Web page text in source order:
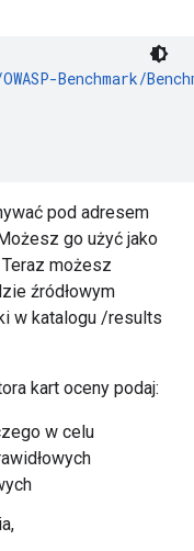
Benchmark/
pod adresem
go użyć jako
możesz
źródłowym
w katalogu /results
kart oceny podaj:
w celu